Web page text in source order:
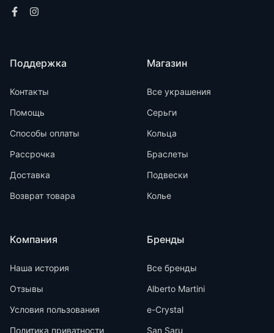
Поддержка
Контакты
Помощь
Способы оплаты
Рассрочка
Доставка
Возврат товара
Компания
Наша история
Отзывы
Условия пользования
Политика приватности
Магазин
Все украшения
Серьги
Кольца
Браслеты
Подвески
Колье
Бренды
Все бренды
Alberto Martini
e-Crystal
San Saru